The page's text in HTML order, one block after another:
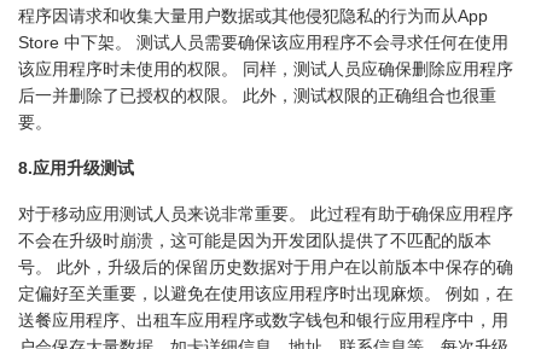
程序因请求和收集大量用户数据或其他侵犯隐私的行为而从App
Store 中下架。 测试人员需要确保该应用程序不会寻求任何在使用
该应用程序时未使用的权限。 同样，测试人员应确保删除应用程序
后一并删除了已授权的权限。 此外，测试权限的正确组合也很重
要。
8.应用升级测试
对于移动应用测试人员来说非常重要。 此过程有助于确保应用程序
不会在升级时崩溃，这可能是因为开发团队提供了不匹配的版本
号。 此外，升级后的保留历史数据对于用户在以前版本中保存的确
定偏好至关重要，以避免在使用该应用程序时出现麻烦。 例如，在
送餐应用程序、出租车应用程序或数字钱包和银行应用程序中，用